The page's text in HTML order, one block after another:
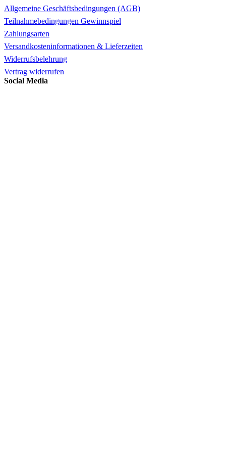
Allgemeine Geschäftsbedingungen (AGB)
Teilnahmebedingungen Gewinnspiel
Zahlungsarten
Versandkosteninformationen & Lieferzeiten
Widerrufsbelehrung
Vertrag widerrufen
Social Media